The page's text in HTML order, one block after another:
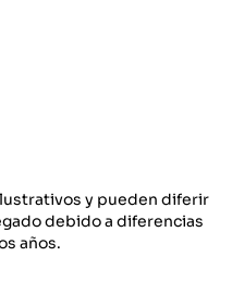
y pueden diferir
debido a diferencias
años.